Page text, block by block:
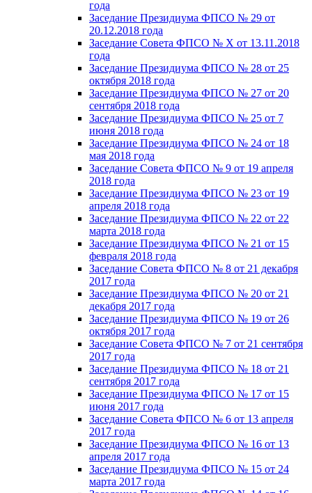
года
Заседание Президиума ФПСО № 29 от
20.12.2018 года
Заседание Совета ФПСО № X от 13.11.2018
года
Заседание Президиума ФПСО № 28 от 25
октября 2018 года
Заседание Президиума ФПСО № 27 от 20
сентября 2018 года
Заседание Президиума ФПСО № 25 от 7
июня 2018 года
Заседание Президиума ФПСО № 24 от 18
мая 2018 года
Заседание Совета ФПСО № 9 от 19 апреля
2018 года
Заседание Президиума ФПСО № 23 от 19
апреля 2018 года
Заседание Президиума ФПСО № 22 от 22
марта 2018 года
Заседание Президиума ФПСО № 21 от 15
февраля 2018 года
Заседание Совета ФПСО № 8 от 21 декабря
2017 года
Заседание Президиума ФПСО № 20 от 21
декабря 2017 года
Заседание Президиума ФПСО № 19 от 26
октября 2017 года
Заседание Совета ФПСО № 7 от 21 сентября
2017 года
Заседание Президиума ФПСО № 18 от 21
сентября 2017 года
Заседание Президиума ФПСО № 17 от 15
июня 2017 года
Заседание Совета ФПСО № 6 от 13 апреля
2017 года
Заседание Президиума ФПСО № 16 от 13
апреля 2017 года
Заседание Президиума ФПСО № 15 от 24
марта 2017 года